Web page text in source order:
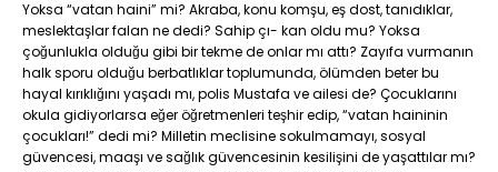
Yoksa “vatan haini” mi? Akraba, konu komşu, eş dost, tanıdıklar,
meslektaşlar falan ne dedi? Sahip çı- kan oldu mu? Yoksa
çoğunlukla olduğu gibi bir tekme de onlar mı attı? Zayıfa vurmanın
halk sporu olduğu berbatlıklar toplumunda, ölümden beter bu
hayal kırıklığını yaşadı mı, polis Mustafa ve ailesi de? Çocuklarını
okula gidiyorlarsa eğer öğretmenleri teşhir edip, “vatan haininin
çocukları!” dedi mi? Milletin meclisine sokulmamayı, sosyal
güvencesi, maaşı ve sağlık güvencesinin kesilişini de yaşattılar mı?